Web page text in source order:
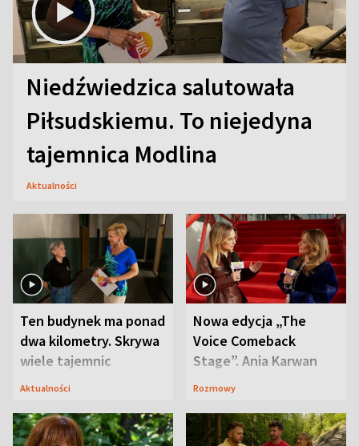
Niedźwiedzica salutowała
Piłsudskiemu. To niejedyna
tajemnica Modlina
Aktualności
Ten budynek ma ponad
dwa kilometry. Skrywa
wiele tajemnic
Aktualności
Nowa edycja „The
Voice Comeback
Stage”. Ania Karwan
zapowiada
Rozmowy